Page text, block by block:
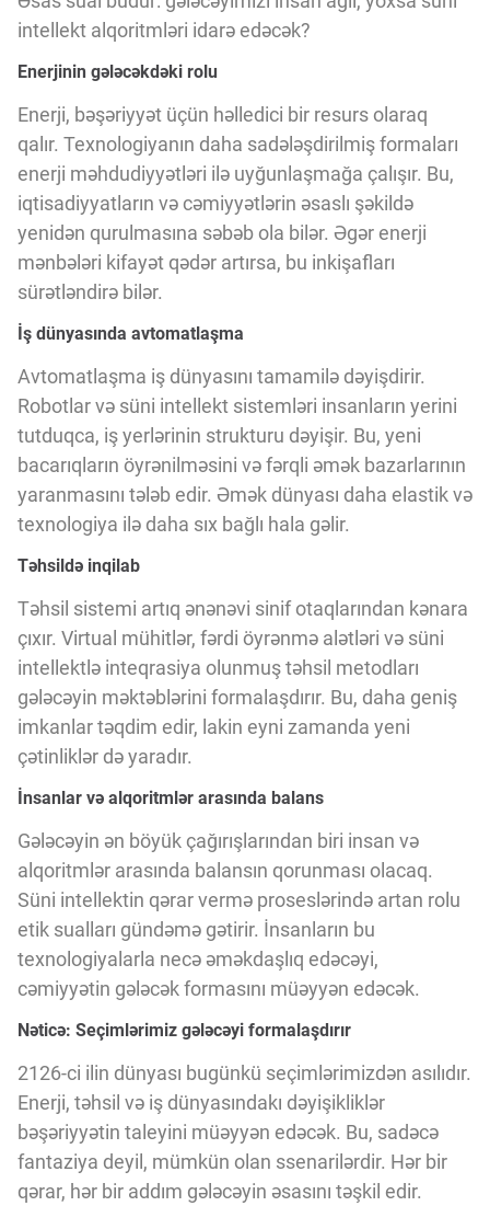
MƏXFİLİK SİYASƏTİ
Haqqımızda
Vizyoner Baxışı
Innovasiya Bələdçisi
Gələcəyin Təhlili
Podkastlar
intellekt alqoritmləri idarə edəcək?
Enerjinin gələcəkdəki rolu
Enerji, bəşəriyyət üçün həlledici bir resurs olaraq
qalır. Texnologiyanın daha sadələşdirilmiş formaları
enerji məhdudiyyətləri ilə uyğunlaşmağa çalışır. Bu,
iqtisadiyyatların və cəmiyyətlərin əsaslı şəkildə
yenidən qurulmasına səbəb ola bilər. Əgər enerji
mənbələri kifayət qədər artırsa, bu inkişafları
sürətləndirə bilər.
İş dünyasında avtomatlaşma
Avtomatlaşma iş dünyasını tamamilə dəyişdirir.
Robotlar və süni intellekt sistemləri insanların yerini
tutduqca, iş yerlərinin strukturu dəyişir. Bu, yeni
bacarıqların öyrənilməsini və fərqli əmək bazarlarının
yaranmasını tələb edir. Əmək dünyası daha elastik və
texnologiya ilə daha sıx bağlı hala gəlir.
Təhsildə inqilab
Təhsil sistemi artıq ənənəvi sinif otaqlarından kənara
çıxır. Virtual mühitlər, fərdi öyrənmə alətləri və süni
intellektlə inteqrasiya olunmuş təhsil metodları
gələcəyin məktəblərini formalaşdırır. Bu, daha geniş
imkanlar təqdim edir, lakin eyni zamanda yeni
çətinliklər də yaradır.
İnsanlar və alqoritmlər arasında balans
Gələcəyin ən böyük çağırışlarından biri insan və
alqoritmlər arasında balansın qorunması olacaq.
Süni intellektin qərar vermə proseslərində artan rolu
etik sualları gündəmə gətirir. İnsanların bu
texnologiyalarla necə əməkdaşlıq edəcəyi,
cəmiyyətin gələcək formasını müəyyən edəcək.
Nəticə: Seçimlərimiz gələcəyi formalaşdırır
2126-ci ilin dünyası bugünkü seçimlərimizdən asılıdır.
Enerji, təhsil və iş dünyasındakı dəyişikliklər
bəşəriyyətin taleyini müəyyən edəcək. Bu, sadəcə
fantaziya deyil, mümkün olan ssenarilərdir. Hər bir
qərar, hər bir addım gələcəyin əsasını təşkil edir.